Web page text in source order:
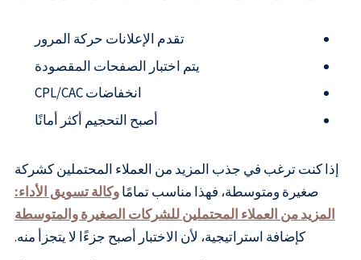
تقدم الإعلانات حركة المرور
يتم اختبار الصفحات المقصودة
انخفاضات CPL/CAC
أصبح التحجيم أكثر أمانًا
إذا كنت ترغب في جذب المزيد من العملاء المحتملين كشركة
صغيرة ومتوسطة، فهذا مناسب تمامًاوكالة تسويق الأداء:
المزيد من العملاء المحتملين للشركات الصغيرة والمتوسطة
كإضافة استراتيجية، لأن الاختبار أصبح جزءًا لا يتجزأ منه.